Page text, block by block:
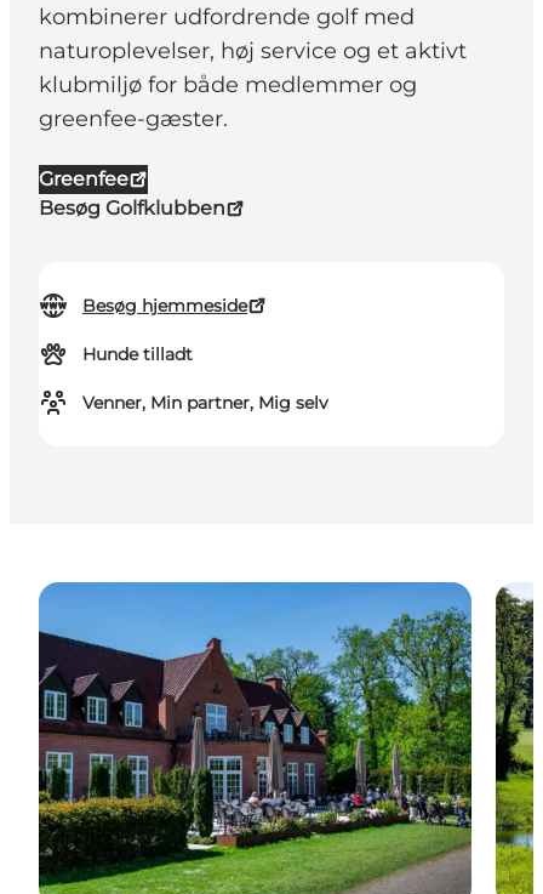
kombinerer udfordrende golf med
naturoplevelser, høj service og et aktivt
klubmiljø for både medlemmer og
greenfee-gæster.
Greenfee
Besøg Golfklubben
Besøg hjemmeside
Hunde tilladt
Venner, Min partner, Mig selv